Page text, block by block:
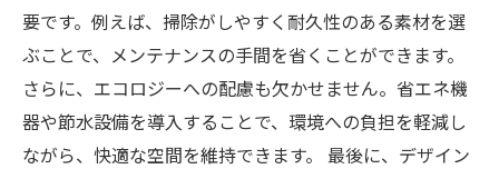
要です。例えば、掃除がしやすく耐久性のある素材を選
ぶことで、メンテナンスの手間を省くことができます。
さらに、エコロジーへの配慮も欠かせません。省エネ機
器や節水設備を導入することで、環境への負担を軽減し
ながら、快適な空間を維持できます。 最後に、デザイン